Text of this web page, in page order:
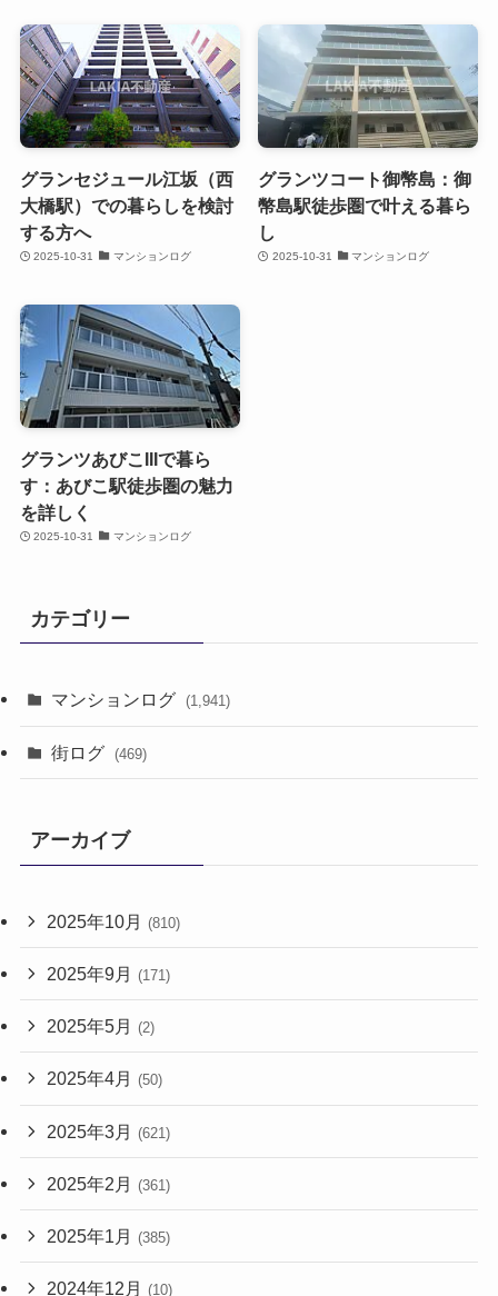
グランセジュール江坂（西
大橋駅）での暮らしを検討
する方へ
2025-10-31 マンションログ
グランツコート御幣島：御
幣島駅徒歩圏で叶える暮ら
し
2025-10-31 マンションログ
グランツあびこIIIで暮ら
す：あびこ駅徒歩圏の魅力
を詳しく
2025-10-31 マンションログ
カテゴリー
マンションログ (1,941)
街ログ (469)
アーカイブ
2025年10月 (810)
2025年9月 (171)
2025年5月 (2)
2025年4月 (50)
2025年3月 (621)
2025年2月 (361)
2025年1月 (385)
2024年12月 (10)